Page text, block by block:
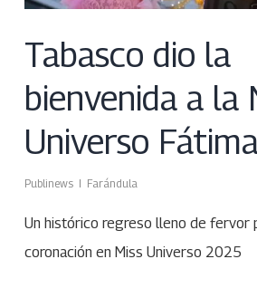
Tabasco dio la
bienvenida a la
Universo
Publinews Farándula
Un histórico regreso lleno de fervor
coronación en Miss Universo 2025